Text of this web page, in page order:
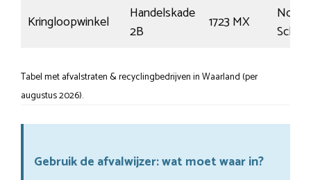
Kringloopwinkel
Handelskade
2B
1723 MX
Tabel met afvalstraten & recyclingbedrijven in Waarland (per
augustus 2026).
Gebruik de afvalwijzer: wat moet waar in?